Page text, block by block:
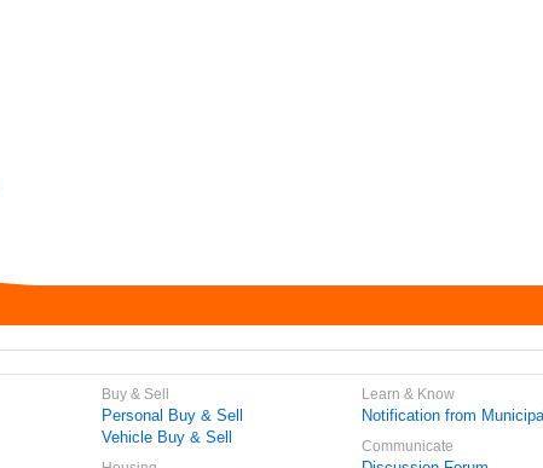
Buy & Sell
Personal Buy & Sell
Vehicle Buy & Sell
Learn & Know
Notification from
Communicate